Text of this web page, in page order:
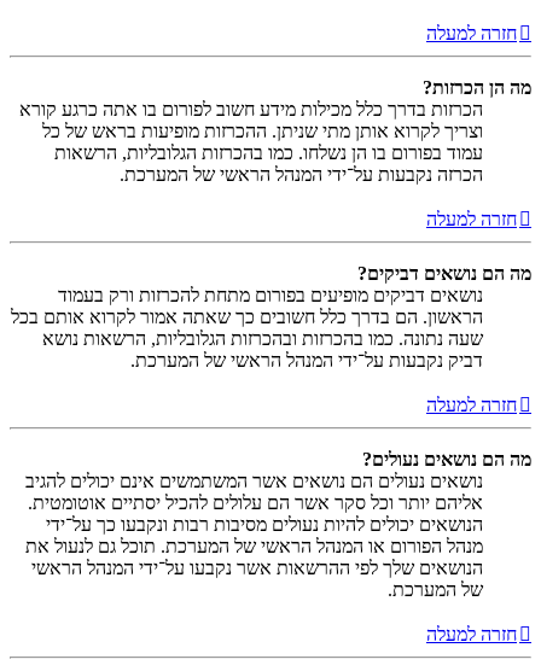
חזרה למעלה
מה הן הכרזות?
הכרזות בדרך כלל מכילות מידע חשוב לפורום בו אתה כרגע קורא
וצריך לקרוא אותן מתי שניתן. ההכרזות מופיעות בראש של כל
עמוד בפורום בו הן נשלחו. כמו בהכרזות הגלובליות, הרשאות
הכרזה נקבעות על־ידי המנהל הראשי של המערכת.
חזרה למעלה
מה הם נושאים דביקים?
נושאים דביקים מופיעים בפורום מתחת להכרזות ורק בעמוד
הראשון. הם בדרך כלל חשובים כך שאתה אמור לקרוא אותם בכל
שעה נתונה. כמו בהכרזות ובהכרזות הגלובליות, הרשאות נושא
דביק נקבעות על־ידי המנהל הראשי של המערכת.
חזרה למעלה
מה הם נושאים נעולים?
נושאים נעולים הם נושאים אשר המשתמשים אינם יכולים להגיב
אליהם יותר וכל סקר אשר הם עלולים להכיל יסתיים אוטומטית.
הנושאים יכולים להיות נעולים מסיבות רבות ונקבעו כך על־ידי
מנהל הפורום או המנהל הראשי של המערכת. תוכל גם לנעול את
הנושאים שלך לפי ההרשאות אשר נקבעו על־ידי המנהל הראשי
של המערכת.
חזרה למעלה